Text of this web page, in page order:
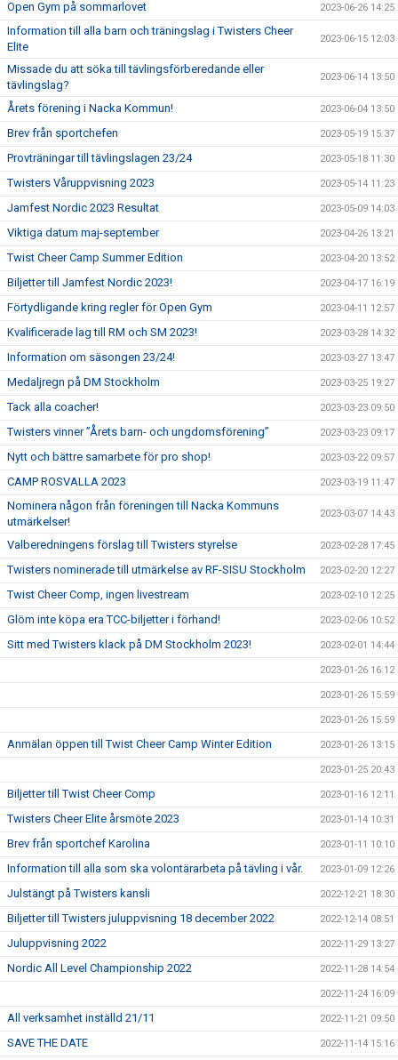
Open Gym på sommarlovet 2023-06-26 14:25
Information till alla barn och träningslag i Twisters Cheer
Elite
2023-06-15 12:03
Missade du att söka till tävlingsförberedande eller
tävlingslag?
2023-06-14 13:50
Årets förening i Nacka Kommun! 2023-06-04 13:50
Brev från sportchefen 2023-05-19 15:37
Provträningar till tävlingslagen 23/24 2023-05-18 11:30
Twisters Våruppvisning 2023 2023-05-14 11:23
Jamfest Nordic 2023 Resultat 2023-05-09 14:03
Viktiga datum maj-september 2023-04-26 13:21
Twist Cheer Camp Summer Edition 2023-04-20 13:52
Biljetter till Jamfest Nordic 2023! 2023-04-17 16:19
Förtydligande kring regler för Open Gym 2023-04-11 12:57
Kvalificerade lag till RM och SM 2023! 2023-03-28 14:32
Information om säsongen 23/24! 2023-03-27 13:47
Medaljregn på DM Stockholm 2023-03-25 19:27
Tack alla coacher! 2023-03-23 09:50
Twisters vinner ”Årets barn- och ungdomsförening” 2023-03-23 09:17
Nytt och bättre samarbete för pro shop! 2023-03-22 09:57
CAMP ROSVALLA 2023 2023-03-19 11:47
Nominera någon från föreningen till Nacka Kommuns
utmärkelser!
2023-03-07 14:43
Valberedningens förslag till Twisters styrelse 2023-02-28 17:45
Twisters nominerade till utmärkelse av RF-SISU Stockholm 2023-02-20 12:27
Twist Cheer Comp, ingen livestream 2023-02-10 12:25
Glöm inte köpa era TCC-biljetter i förhand! 2023-02-06 10:52
Sitt med Twisters klack på DM Stockholm 2023! 2023-02-01 14:44
2023-01-26 16:12
2023-01-26 15:59
2023-01-26 15:59
Anmälan öppen till Twist Cheer Camp Winter Edition 2023-01-26 13:15
2023-01-25 20:43
Biljetter till Twist Cheer Comp 2023-01-16 12:11
Twisters Cheer Elite årsmöte 2023 2023-01-14 10:31
Brev från sportchef Karolina 2023-01-11 10:10
Information till alla som ska volontärarbeta på tävling i vår. 2023-01-09 12:26
Julstängt på Twisters kansli 2022-12-21 18:30
Biljetter till Twisters juluppvisning 18 december 2022 2022-12-14 08:51
Juluppvisning 2022 2022-11-29 13:27
Nordic All Level Championship 2022 2022-11-28 14:54
2022-11-24 16:09
All verksamhet inställd 21/11 2022-11-21 09:50
SAVE THE DATE 2022-11-14 15:16